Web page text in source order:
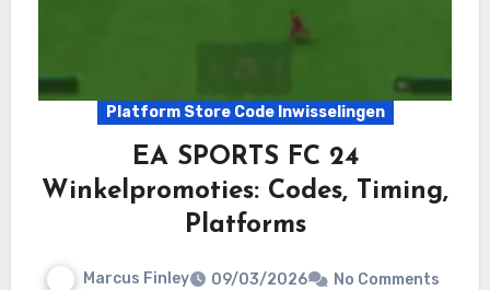
Platform Store Code Inwisselingen
EA SPORTS FC 24
Winkelpromoties: Codes, Timing,
Platforms
Marcus Finley 09/03/2026 No Comments